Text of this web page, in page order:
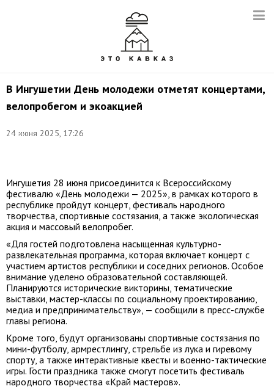
В Ингушетии День молодежи отметят концертами,
велопробегом и экоакцией
24 июня 2025, 17:26
Петр
Ингушетия 28 июня присоединится к Всероссийскому
фестивалю «День молодежи — 2025», в рамках которого в
республике пройдут концерт, фестиваль народного
творчества, спортивные состязания, а также экологическая
акция и массовый велопробег.
«Для гостей подготовлена насыщенная культурно-
развлекательная программа, которая включает концерт с
участием артистов республики и соседних регионов. Особое
внимание уделено образовательной составляющей.
Планируются исторические викторины, тематические
выставки, мастер-классы по социальному проектированию,
медиа и предпринимательству», — сообщили в пресс-службе
главы региона.
Кроме того, будут организованы спортивные состязания по
мини-футболу, армрестлингу, стрельбе из лука и гиревому
спорту, а также интерактивные квесты и военно-тактические
игры. Гости праздника также смогут посетить фестиваль
народного творчества «Край мастеров».